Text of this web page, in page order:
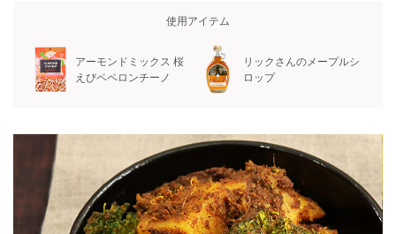
使用アイテム
アーモンドミックス 桜
えびペペロンチーノ
リックさんのメープルシ
ロップ